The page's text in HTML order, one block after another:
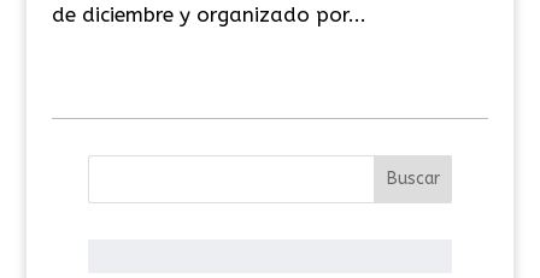
de diciembre y organizado por...